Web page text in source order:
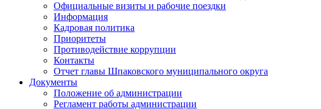
Официальные визиты и рабочие поездки
Информация
Кадровая политика
Приоритеты
Противодействие коррупции
Контакты
Отчет главы Шпаковского муниципального округа
Документы
Положение об администрации
Регламент работы администрации